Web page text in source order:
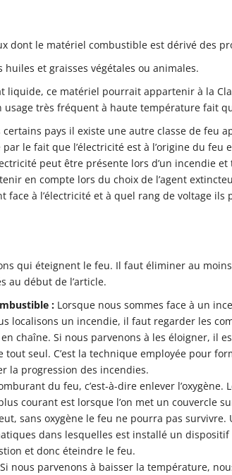
dont le matériel combustible est dérivé des
huiles et graisses végétales ou animales.
liquide, ce matériel pourrait appartenir à la
usage très fréquent à haute température fait
pays il existe une autre classe de feu
par le fait que l’électricité est à l’origine du
peut être présente lors d’un incendie et
en compte lors du choix de l’agent
à l’électricité et à quel rang de voltage ils
qui éteignent le feu. Il faut éliminer au
au début de l’article.
: Lorsque nous sommes face à un
localisons un incendie, il faut regarder les
chaîne. Si nous parvenons à les éloigner, il
tout seul. C’est la technique employée pour
la progression des incendies.
du feu, c’est-à-dire enlever
courant est lorsque l’on met un couvercle
sans oxygène le feu ne pourra pas
dans lesquelles est installé un
et donc éteindre le feu.
Si nous parvenons à baisser la température,